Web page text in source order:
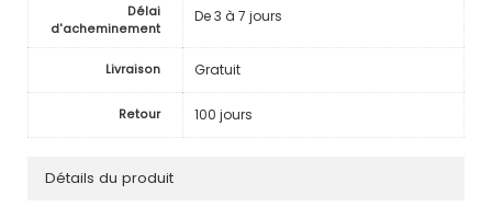
Délai
d'acheminement
De 3 à 7 jours
Livraison Gratuit
Retour 100 jours
Détails du produit